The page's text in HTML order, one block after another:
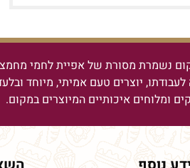
נשמרת מסורת של אפיית לחמי
יוצרים טעם אמיתי, מיוחד
ומלוחים איכותיים המיוצרים במקום.